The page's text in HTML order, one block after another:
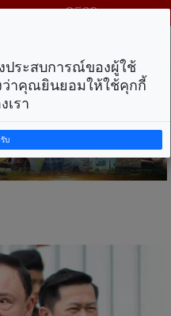
คม พ.ศ. 2569
ประสบการณ์ของผู้ใช้
ว่าคุณยินยอมให้ใช้คุกกี้
เรา
บ